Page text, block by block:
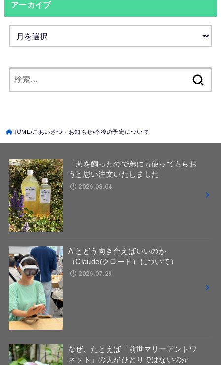
アーカイブ
索:
HOME ごあいさつ・お知らせ 今後の予定について
「犬を飼ったので弟にも使ってもらお
うと思い注文いたしました
2026.08.04
AIとどう向き合えばいいのか
（Claude(クロード）について）
2026.07.29
なぜ、たとえば「前世マリーアントワ
ネット」の人がひとりではないのか